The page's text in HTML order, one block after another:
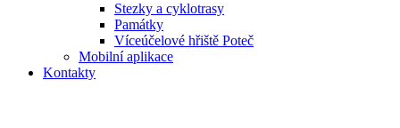
Stezky a cyklotrasy
Památky
Víceúčelové hřiště Poteč
Mobilní aplikace
Kontakty